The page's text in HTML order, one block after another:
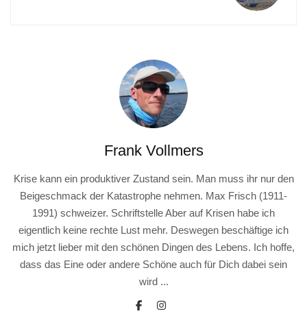
Frank Vollmers
Krise kann ein produktiver Zustand sein. Man muss ihr nur den
Beigeschmack der Katastrophe nehmen. Max Frisch (1911-
1991) schweizer. Schriftstelle Aber auf Krisen habe ich
eigentlich keine rechte Lust mehr. Deswegen beschäftige ich
mich jetzt lieber mit den schönen Dingen des Lebens. Ich hoffe,
dass das Eine oder andere Schöne auch für Dich dabei sein
wird ...